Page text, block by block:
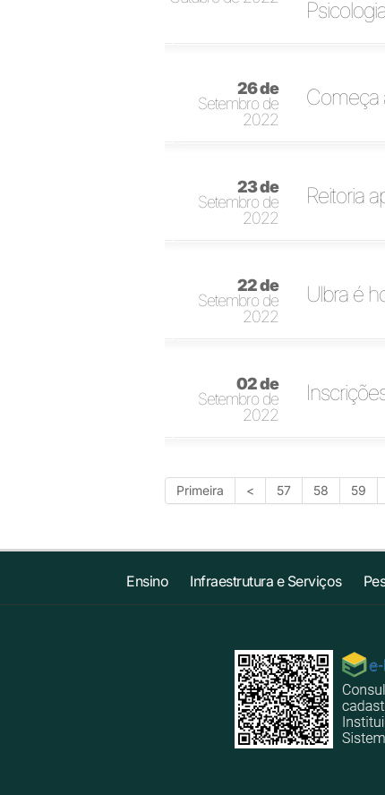
26 de
Setembro de
2022
Começa
23 de
Setembro de
2022
Reitoria
22 de
Setembro de
2022
Ulbra é
02 de
Setembro de
2022
Primeira < 57 58 59
Ensino Infraestrutura e Serviços